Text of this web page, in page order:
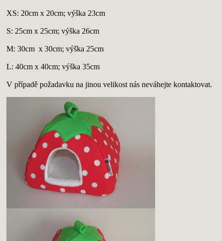
XS: 20cm x 20cm; výška 23cm
S: 25cm x 25cm; výška 26cm
M: 30cm x 30cm; výška 25cm
L: 40cm x 40cm; výška 35cm
V případě požadavku na jinou velikost nás neváhejte kontaktovat.